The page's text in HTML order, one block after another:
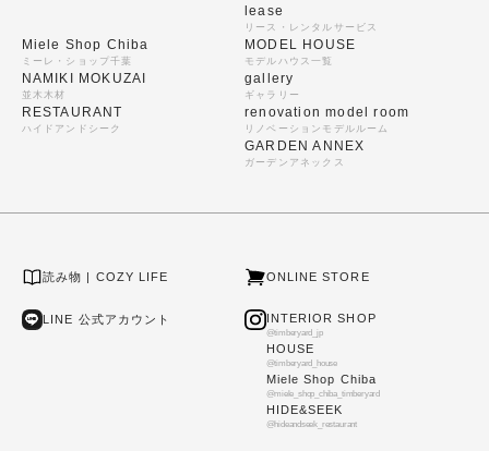
lease
リース・レンタルサービス
Miele Shop Chiba
ミーレ・ショップ千葉
NAMIKI MOKUZAI
並木木材
RESTAURANT
ハイドアンドシーク
MODEL HOUSE
モデルハウス一覧
gallery
ギャラリー
renovation model room
リノベーションモデルルーム
GARDEN ANNEX
ガーデンアネックス
読み物 | COZY LIFE ONLINE STORE
LINE 公式アカウント INTERIOR SHOP
@timberyard_jp
HOUSE
@timberyard_house
Miele Shop Chiba
@miele_shop_chiba_timberyard
HIDE&SEEK
@hideandseek_restaurant